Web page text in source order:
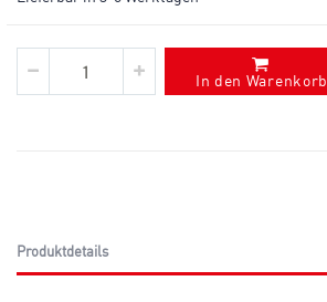
In den Warenkorb
Produktdetails